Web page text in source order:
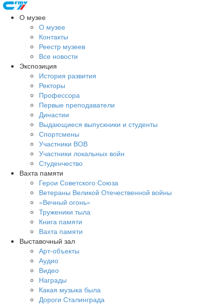
О музее
О музее
Контакты
Реестр музеев
Все новости
Экспозиция
История развития
Ректоры
Профессора
Первые преподаватели
Династии
Выдающиеся выпускники и студенты
Спортсмены
Участники ВОВ
Участники локальных войн
Студенчество
Вахта памяти
Герои Советского Союза
Ветераны Великой Отечественной войны
«Вечный огонь»
Труженики тыла
Книга памяти
Вахта памяти
Выставочный зал
Арт-объекты
Аудио
Видео
Награды
Какая музыка была
Дороги Сталинграда